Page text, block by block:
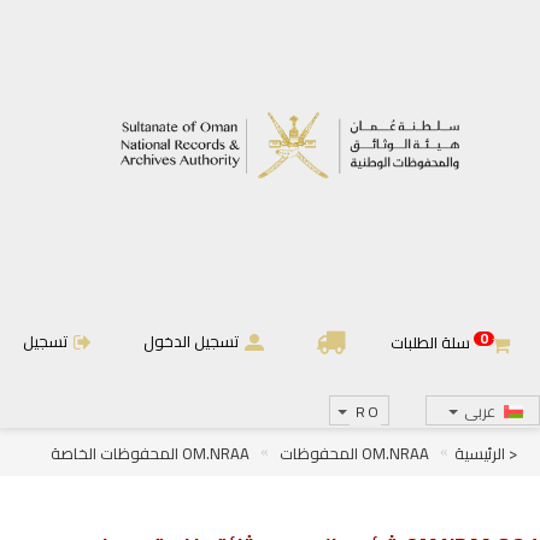
0 سلة الطلبات تسجيل الدخول تسجيل
عربى RO
< الرئيسية OM.NRAA المحفوظات
OM.NRAA المحفوظات الخاصة